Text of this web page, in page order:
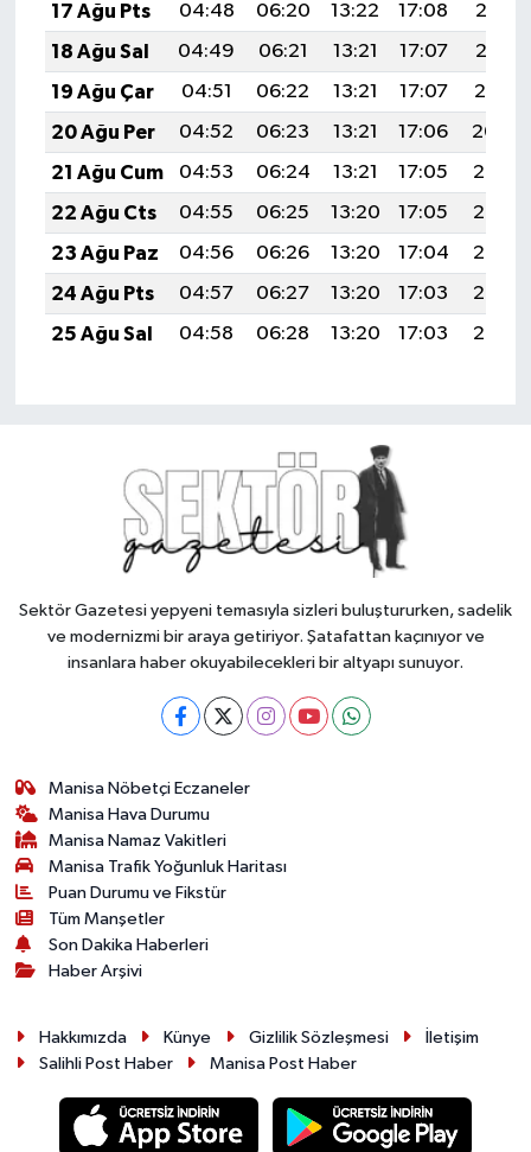
17 Ağu Pts
04:48 06:20 13:22 17:08
20:13
18 Ağu Sal
04:49 06:21 13:21 17:07
20:12
19 Ağu Çar
04:51 06:22 13:21 17:07
20:10
20 Ağu Per
04:52 06:23 13:21 17:06
20:09
21 Ağu Cum
04:53 06:24 13:21 17:05
20:08
22 Ağu Cts
04:55 06:25 13:20 17:05
20:06
23 Ağu Paz
04:56 06:26 13:20 17:04
20:05
24 Ağu Pts
04:57 06:27 13:20 17:03
20:03
25 Ağu Sal
04:58 06:28 13:20 17:03 20:02
Sektör Gazetesi yepyeni temasıyla sizleri buluştururken, sadelik
ve modernizmi bir araya getiriyor. Şatafattan kaçınıyor ve
insanlara haber okuyabilecekleri bir altyapı sunuyor.
Manisa Nöbetçi Eczaneler
Manisa Hava Durumu
Manisa Namaz Vakitleri
Manisa Trafik Yoğunluk Haritası
Puan Durumu ve Fikstür
Tüm Manşetler
Son Dakika Haberleri
Haber Arşivi
Hakkımızda Künye Gizlilik Sözleşmesi
İletişim
Salihli Post Haber
Manisa Post Haber